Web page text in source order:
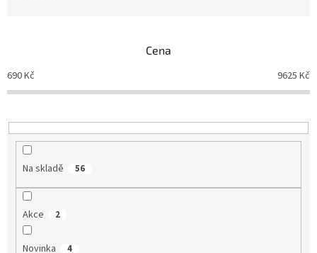
o
d
k
t
Cena
690Kč 9625 Kč
Na skladě 56
Akce 2
Novinka 4